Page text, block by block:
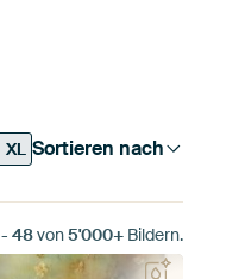
Sortieren nach
XL
- 48von5'000+Bildern.